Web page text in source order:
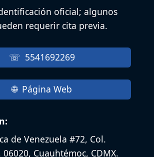
oficial; algunos
requerir cita previa.
5541692269
Página Web
de Venezuela #72, Col.
06020, Cuauhtémoc, CDMX.